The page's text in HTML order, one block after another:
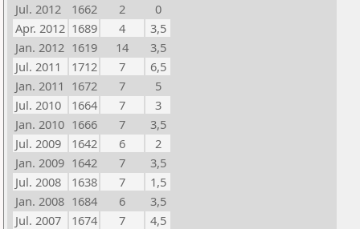
Jul. 2012
1662 2
0
Apr. 2012 1689 4
3,5
Jan. 2012 1619 14
3,5
Jul. 2011
1712 7
6,5
Jan. 2011 1672 7
5
Jul. 2010
1664 7
3
Jan. 2010 1666 7
3,5
Jul. 2009
1642 6
2
Jan. 2009 1642 7
3,5
Jul. 2008
1638 7
1,5
Jan. 2008 1684 6
3,5
Jul. 2007
1674 7
4,5